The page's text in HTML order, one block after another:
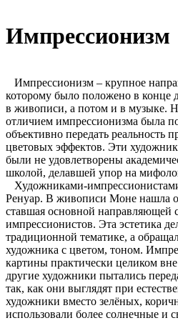
Импрессионизм
Импрессионизм – крупное
которому было положено в конце
в живописи, а потом и в музыке.
отличием импрессионизма была
объективно передать реальность
цветовых эффектов. Эти
были не удовлетворены
школой, делавшей упор на
Художниками-
Ренуар. В живописи Моне нашла
ставшая основной направляющей
импрессионистов. Эта эстетика
традиционной тематике, а
художника с цветом, тоном.
картины практически целиком
другие художники пытались
так, как они выглядят при
художники вместо зелёных,
использовали более солнечные и